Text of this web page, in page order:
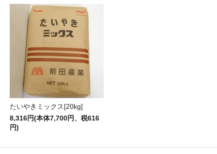
たいやきミックス[20kg]
8,316円(本体7,700円、税616
円)